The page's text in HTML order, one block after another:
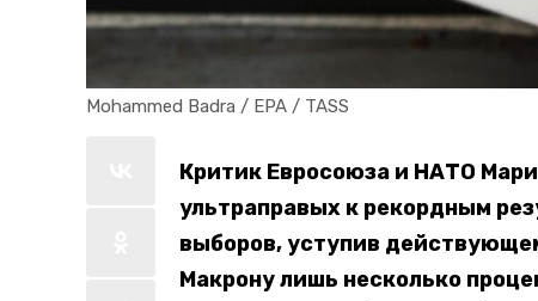
Mohammed Badra / EPA / TASS
Критик Евросоюза и НАТО
ультраправых к рекордным
выборов, уступив
Макрону лишь несколько